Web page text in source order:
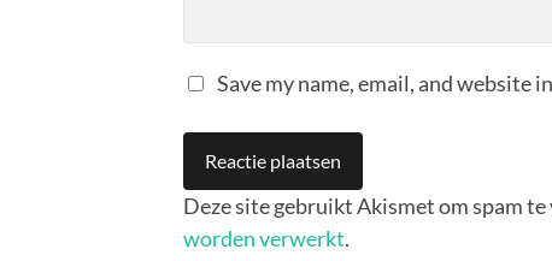
Save my name, email, and website
Deze site gebruikt Akismet om spam
worden verwerkt.